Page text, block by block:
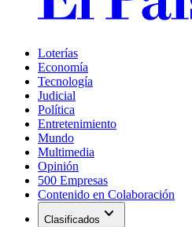
Loterías
Economía
Tecnología
Judicial
Política
Entretenimiento
Mundo
Multimedia
Opinión
500 Empresas
Contenido en Colaboración
Clasificados expand_more